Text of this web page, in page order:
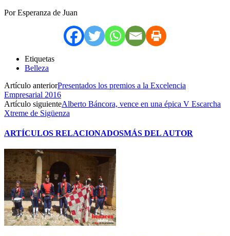
Por Esperanza de Juan
Etiquetas
Belleza
Artículo anteriorPresentados los premios a la Excelencia
Empresarial 2016
Artículo siguienteAlberto Báncora, vence en una épica V Escarcha
Xtreme de Sigüenza
ARTÍCULOS RELACIONADOSMÁS DEL AUTOR